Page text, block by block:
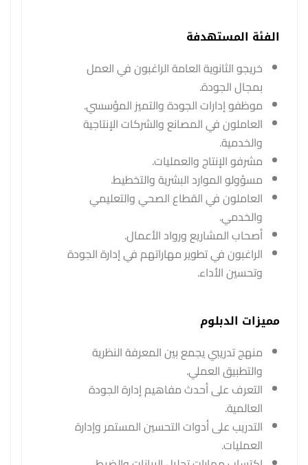
الفئة المستهدفة
خريجو الثانوية العامة الراغبون في العمل
بمجال الجودة.
موظفو إدارات الجودة والتميز المؤسسي.
العاملون في المصانع والشركات الإنتاجية
والخدمية.
مشرفو الإنتاج والعمليات.
مسؤولو الموارد البشرية والتخطيط.
العاملون في القطاع الصحي والتعليمي
والخدمي.
أصحاب المشاريع ورواد الأعمال.
الراغبون في تطوير مهاراتهم في إدارة الجودة
وتحسين الأداء.
مميزات الدبلوم
منهج تدريبي يجمع بين المعرفة النظرية
والتطبيق العملي.
التعرف على أحدث مفاهيم إدارة الجودة
العالمية.
التدريب على أدوات التحسين المستمر وإدارة
العمليات.